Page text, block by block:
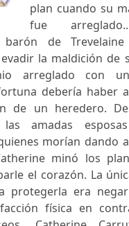
plan cuando su
fue
barón de
la maldición de
arreglado con
debería haber
de un heredero.
amadas
morían dando
minó los
el corazón. La
protegerla era
física en